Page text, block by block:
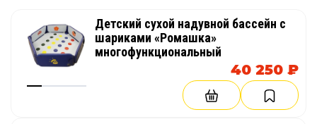
Детский сухой надувной бассейн с
шариками «Ромашка»
многофункциональный
40 250 ₽